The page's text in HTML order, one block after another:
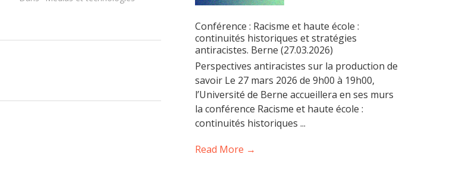
Conférence : Racisme et haute école :
continuités historiques et stratégies
antiracistes. Berne (27.03.2026)
Perspectives antiracistes sur la production de
savoir Le 27 mars 2026 de 9h00 à 19h00,
l’Université de Berne accueillera en ses murs
la conférence Racisme et haute école :
continuités historiques ...
Read More →